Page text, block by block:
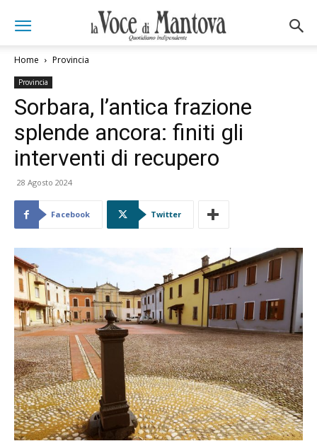
Home Provincia
Provincia
Sorbara, l’antica frazione
splende ancora: finiti gli
interventi di recupero
28 Agosto 2024
Facebook Twitter